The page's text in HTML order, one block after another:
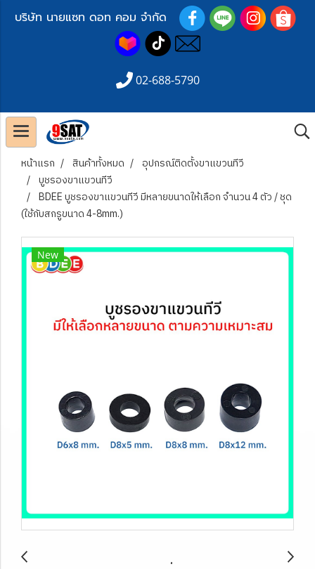
บริษัท นายแซท ดอท คอม จำกัด
02-688-5790
หน้าแรก สินค้าทั้งหมด
อุปกรณ์ติดตั้งขาแขวนทีวี
บูชรองขาแขวนทีวี
BDEE บูชรองขาแขวนทีวี มีหลายขนาดให้เลือก จำนวน 4 ตัว / ชุด
(ใช้กับสกรูขนาด 4-8mm.)
New